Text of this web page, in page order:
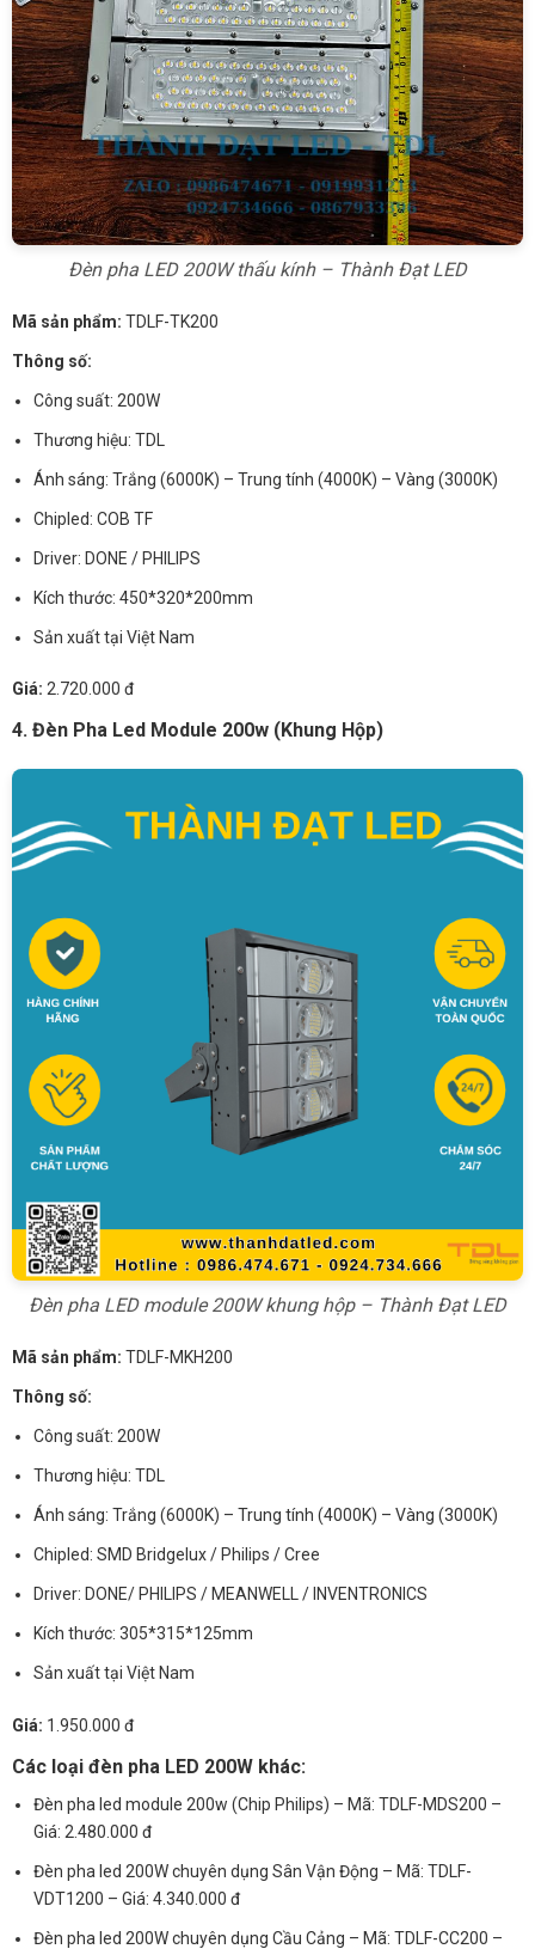
Đèn pha LED 200W thấu kính – Thành Đạt LED
Mã sản phẩm: TDLF-TK200
Thông số:
Công suất: 200W
Thương hiệu: TDL
Ánh sáng: Trắng (6000K) – Trung tính (4000K) – Vàng (3000K)
Chipled: COB TF
Driver: DONE / PHILIPS
Kích thước: 450*320*200mm
Sản xuất tại Việt Nam
Giá: 2.720.000 đ
4. Đèn Pha Led Module 200w (Khung Hộp)
Đèn pha LED module 200W khung hộp – Thành Đạt LED
Mã sản phẩm: TDLF-MKH200
Thông số:
Công suất: 200W
Thương hiệu: TDL
Ánh sáng: Trắng (6000K) – Trung tính (4000K) – Vàng (3000K)
Chipled: SMD Bridgelux / Philips / Cree
Driver: DONE/ PHILIPS / MEANWELL / INVENTRONICS
Kích thước: 305*315*125mm
Sản xuất tại Việt Nam
Giá: 1.950.000 đ
Các loại đèn pha LED 200W khác:
Đèn pha led module 200w (Chip Philips) – Mã: TDLF-MDS200 –
Giá: 2.480.000 đ
Đèn pha led 200W chuyên dụng Sân Vận Động – Mã: TDLF-
VDT1200 – Giá: 4.340.000 đ
Đèn pha led 200W chuyên dụng Cầu Cảng – Mã: TDLF-CC200 –